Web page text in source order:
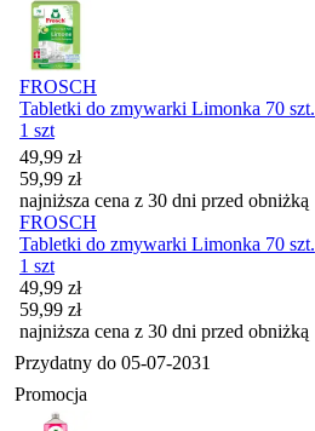
FROSCH
Tabletki do zmywarki Limonka 70 szt.
1 szt
Cena promocyjna
49,99 zł
59,99 zł
najniższa cena z 30 dni przed obniżką
FROSCH
Tabletki do zmywarki Limonka 70 szt.
1 szt
Cena promocyjna
49,99 zł
59,99 zł
najniższa cena z 30 dni przed obniżką
Przydatny do 05-07-2031
Promocja